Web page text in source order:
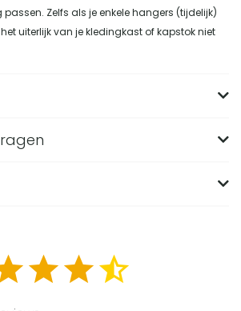
passen. Zelfs als je enkele hangers (tijdelijk)
uiterlijk van je kledingkast of kapstok niet
Staal
van de QUVIO
heeft per stuk een breedte van 40
19,5 cm. De hanger is smal
lengte of dikte van 0,5 cm
zijn gemaakt van staal en hebben een